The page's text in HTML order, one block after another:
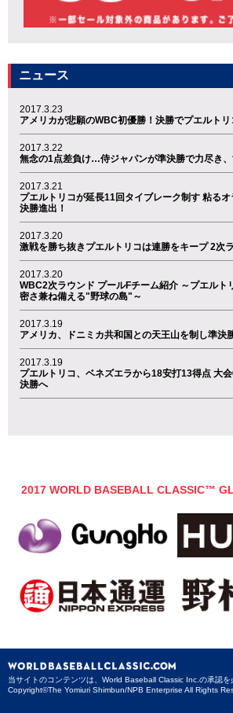
ニュース
2017.3.23
アメリカが悲願のWBC初優勝！決勝でプエルト
2017.3.22
無念の1点差負け…侍ジャパンが準決勝で力尽き
2017.3.21
プエルトリコが延長11回タイブレーク制す 粘る
決勝進出！
2017.3.20
激戦を勝ち抜きプエルトリコは連勝をキープ 2次
2017.3.20
WBC2次ラウンド プールFチーム紹介 ～プエルト
密さ兼ね備える"野球の島"～
2017.3.19
アメリカ、ドニミカ共和国との天王山を制し準決
2017.3.19
プエルトリコ、ベネズエラから18安打13得点 大
決勝へ
2017 WORLD BASEBALL CLASSIC™
当サイトのコンテンツは、World Baseball Classic Inc.の承認を
Copyright©The Yomiuri Shimbun/NPB Enterprise All Rights